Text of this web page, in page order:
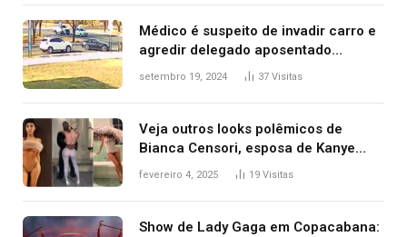
Médico é suspeito de invadir carro e
agredir delegado aposentado
durante confusão no trânsito
setembro 19, 2024 37 Visitas
Veja outros looks polêmicos de
Bianca Censori, esposa de Kanye
West que apareceu nua no Grammy
fevereiro 4, 2025 19 Visitas
Show de Lady Gaga em Copacabana: